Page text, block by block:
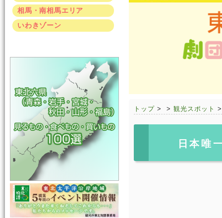
相馬・南相馬エリア
いわきゾーン
トップ > > 観光スポット
日本唯